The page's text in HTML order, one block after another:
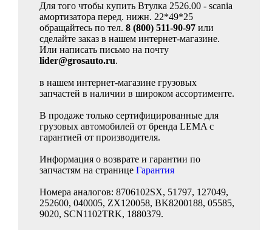
Для того чтобы купить Втулка 2526.00 - scania
амортизатора перед. нижн. 22*49*25
обращайтесь по тел. 8 (800) 511-90-97 или
сделайте заказ в нашем интернет-магазине.
Или написать письмо на почту
lider@grosauto.ru.
в нашем интернет-магазине грузовых
запчастей в наличии в широком ассортименте.
В продаже только сертифицированные для
грузовых автомобилей от бренда LEMA с
гарантией от производителя.
Информация о возврате и гарантии по
запчастям на странице Гарантия
Номера аналогов: 8706102SX, 51797, 127049,
252600, 040005, ZX120058, BK8200188, 05585,
9020, SCN1102TRK, 1880379.